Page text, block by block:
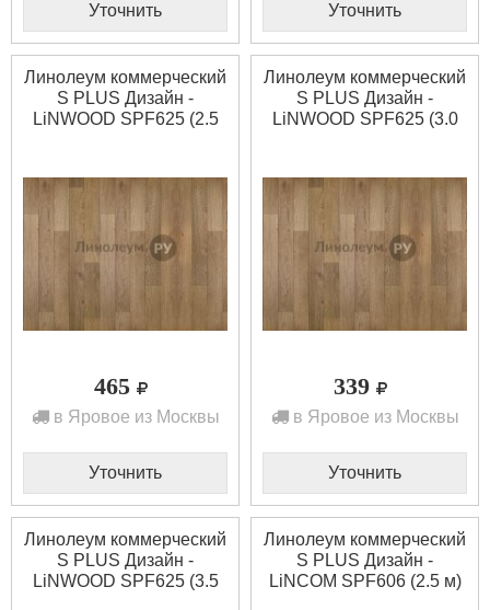
Уточнить Уточнить
Линолеум коммерческий
S PLUS Дизайн -
LiNWOOD SPF625 (2.5
465
в Яровое из Москвы
Уточнить
Линолеум коммерческий
S PLUS Дизайн -
LiNWOOD SPF625 (3.0
339
в Яровое из Москвы
Уточнить
Линолеум коммерческий
S PLUS Дизайн -
LiNWOOD SPF625 (3.5
Линолеум коммерческий
S PLUS Дизайн -
LiNCOM SPF606 (2.5 м)